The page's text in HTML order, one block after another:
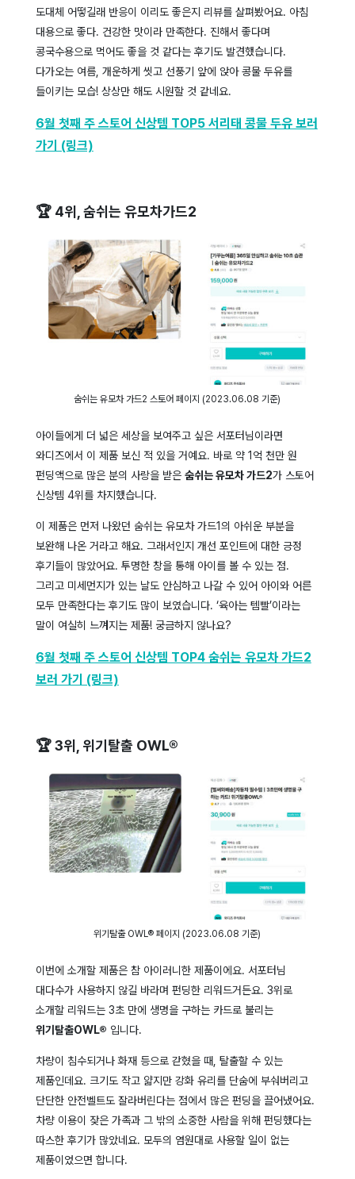
도대체 어떻길래 반응이 이리도 좋은지 리뷰를 살펴봤어요. 아침
대용으로 좋다. 건강한 맛이라 만족한다. 진해서 좋다며
콩국수용으로 먹어도 좋을 것 같다는 후기도 발견했습니다.
다가오는 여름, 개운하게 씻고 선풍기 앞에 앉아 콩물 두유를
들이키는 모습! 상상만 해도 시원할 것 같네요.
6월 첫째 주 스토어 신상템 TOP5 서리태 콩물 두유 보러
가기 (링크)
🏆 4위, 숨쉬는 유모차가드2
숨쉬는 유모차 가드2 스토어 페이지 (2023.06.08 기준)
아이들에게 더 넓은 세상을 보여주고 싶은 서포터님이라면
와디즈에서 이 제품 보신 적 있을 거예요. 바로 약 1억 천만 원
펀딩액으로 많은 분의 사랑을 받은 숨쉬는 유모차 가드2가 스토어
신상템 4위를 차지했습니다.
이 제품은 먼저 나왔던 숨쉬는 유모차 가드1의 아쉬운 부분을
보완해 나온 거라고 해요. 그래서인지 개선 포인트에 대한 긍정
후기들이 많았어요. 투명한 창을 통해 아이를 볼 수 있는 점.
그리고 미세먼지가 있는 날도 안심하고 나갈 수 있어 아이와 어른
모두 만족한다는 후기도 많이 보였습니다. ‘육아는 템빨’이라는
말이 여실히 느껴지는 제품! 궁금하지 않나요?
6월 첫째 주 스토어 신상템 TOP4 숨쉬는 유모차 가드2
보러 가기 (링크)
🏆 3위, 위기탈출 OWL®
위기탈출 OWL® 페이지 (2023.06.08 기준)
이번에 소개할 제품은 참 아이러니한 제품이에요. 서포터님
대다수가 사용하지 않길 바라며 펀딩한 리워드거든요. 3위로
소개할 리워드는 3초 만에 생명을 구하는 카드로 불리는
위기탈출OWL® 입니다.
차량이 침수되거나 화재 등으로 갇혔을 때, 탈출할 수 있는
제품인데요. 크기도 작고 얇지만 강화 유리를 단숨에 부숴버리고
단단한 안전벨트도 잘라버린다는 점에서 많은 펀딩을 끌어냈어요.
차량 이용이 잦은 가족과 그 밖의 소중한 사람을 위해 펀딩했다는
따스한 후기가 많았네요. 모두의 염원대로 사용할 일이 없는
제품이었으면 합니다.